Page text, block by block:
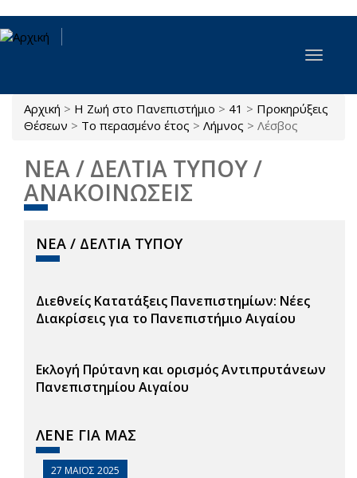
Παράκαμψη προς το κυρίως περιεχόμενο
Toggle
Είστε εδώ
Αρχική > Η Ζωή στο Πανεπιστήμιο > 41 > Προκηρύξεις
Θέσεων > Το περασμένο έτος > Λήμνος > Λέσβος
ΝΈΑ / ΔΕΛΤΊΑ ΤΎΠΟΥ /
ΑΝΑΚΟΙΝΏΣΕΙΣ
ΝΈΑ / ΔΕΛΤΊΑ ΤΎΠΟΥ
Διεθνείς Κατατάξεις Πανεπιστημίων: Νέες
Διακρίσεις για το Πανεπιστήμιο Αιγαίου
Εκλογή Πρύτανη και ορισμός Αντιπρυτάνεων
Πανεπιστημίου Αιγαίου
ΛΈΝΕ ΓΙΑ ΜΑΣ
27 ΜΆΙΟΣ 2025